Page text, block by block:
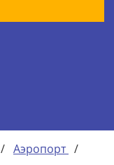
/ Аэропорт /